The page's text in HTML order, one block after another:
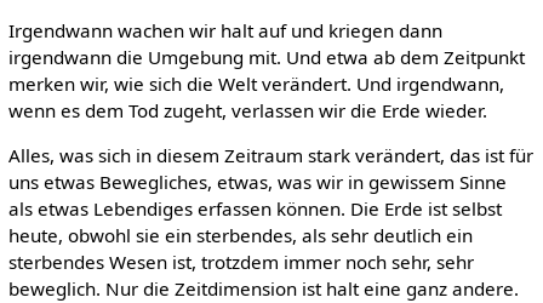
Irgendwann wachen wir halt auf und kriegen dann
irgendwann die Umgebung mit. Und etwa ab dem Zeitpunkt
merken wir, wie sich die Welt verändert. Und irgendwann,
wenn es dem Tod zugeht, verlassen wir die Erde wieder.
Alles, was sich in diesem Zeitraum stark verändert, das ist für
uns etwas Bewegliches, etwas, was wir in gewissem Sinne
als etwas Lebendiges erfassen können. Die Erde ist selbst
heute, obwohl sie ein sterbendes, als sehr deutlich ein
sterbendes Wesen ist, trotzdem immer noch sehr, sehr
beweglich. Nur die Zeitdimension ist halt eine ganz andere.